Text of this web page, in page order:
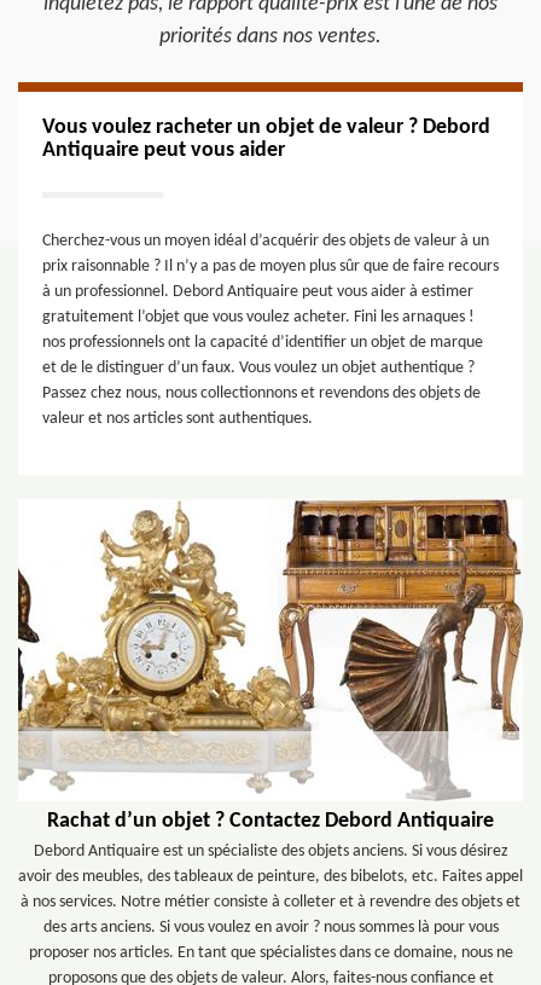
priorités dans nos ventes.
Vous voulez racheter un objet de valeur ? Debord
Antiquaire peut vous aider
Cherchez-vous un moyen idéal d’acquérir des objets de valeur à un
prix raisonnable ? Il n’y a pas de moyen plus sûr que de faire recours
à un professionnel. Debord Antiquaire peut vous aider à estimer
gratuitement l’objet que vous voulez acheter. Fini les arnaques !
nos professionnels ont la capacité d’identifier un objet de marque
et de le distinguer d’un faux. Vous voulez un objet authentique ?
Passez chez nous, nous collectionnons et revendons des objets de
valeur et nos articles sont authentiques.
Rachat d’un objet ? Contactez Debord Antiquaire
Debord Antiquaire est un spécialiste des objets anciens. Si vous désirez
avoir des meubles, des tableaux de peinture, des bibelots, etc. Faites appel
à nos services. Notre métier consiste à colleter et à revendre des objets et
des arts anciens. Si vous voulez en avoir ? nous sommes là pour vous
proposer nos articles. En tant que spécialistes dans ce domaine, nous ne
proposons que des objets de valeur. Alors, faites-nous confiance et